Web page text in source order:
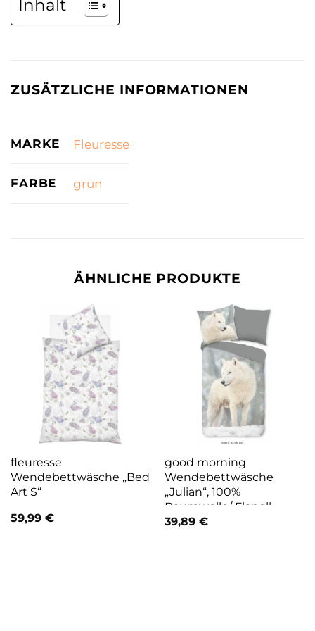
Inhalt
ZUSÄTZLICHE INFORMATIONEN
MARKE Fleuresse
FARBE grün
ÄHNLICHE PRODUKTE
fleuresse
Wendebettwäsche „Bed
Art S“
59,99 €
good morning
Wendebettwäsche
„Julian“, 100%
Baumwolle/ Flanell
(Biber)
39,89 €